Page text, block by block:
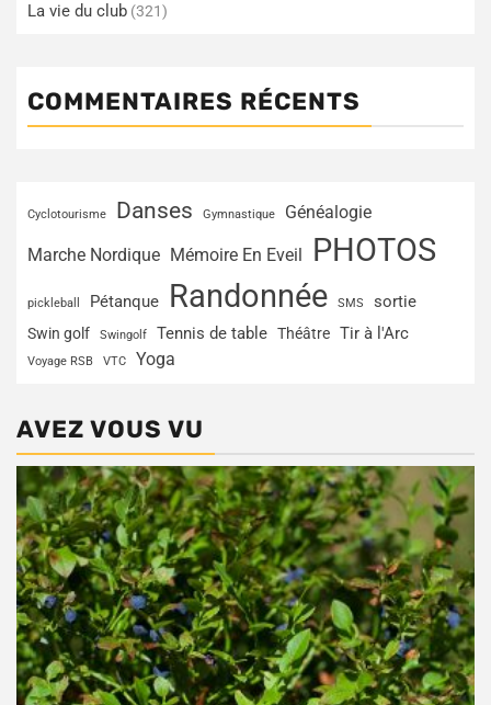
La vie du club (321)
COMMENTAIRES RÉCENTS
Cyclotourisme Danses Gymnastique Généalogie
Marche Nordique Mémoire En Eveil PHOTOS
pickleball Pétanque Randonnée SMS sortie
Swin golf Swingolf Tennis de table Théâtre Tir à l'Arc
Voyage RSB VTC Yoga
AVEZ VOUS VU